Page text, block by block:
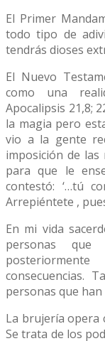
El Primer
todo tipo de
tendrás dioses
El Nuevo
como una
Apocalipsis 21,8;
la magia pero
vio a la gente
imposición de
para que le
contestó: ‘…tú
Arrepiéntete ,
En mi vida
personas
consecuencias.
personas que han
La brujería opera
Se trata de los